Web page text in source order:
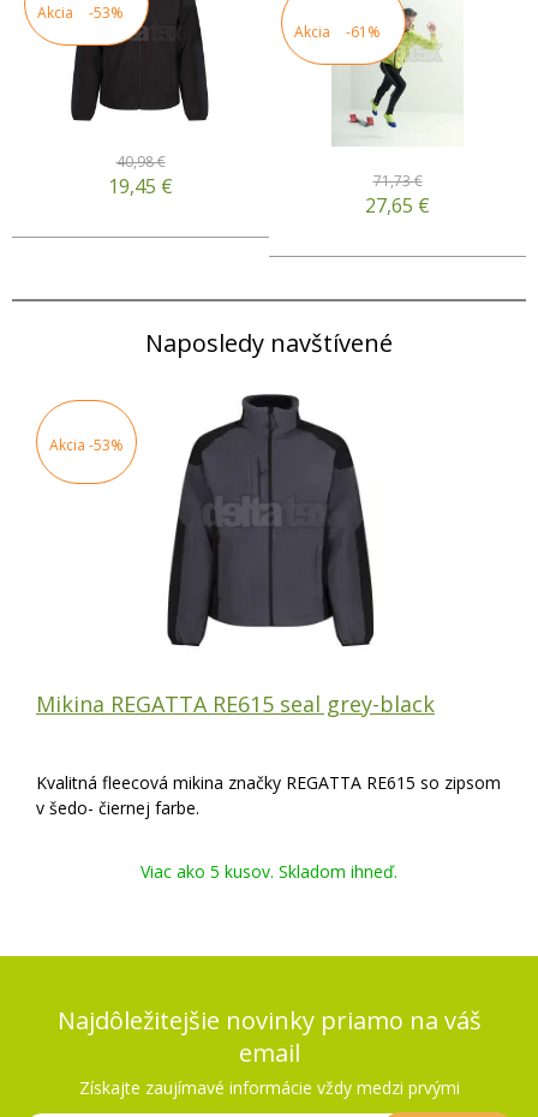
Akcia -53%
40,98 €
19,45 €
Akcia -61%
71,73 €
27,65 €
Naposledy navštívené
Akcia -53%
Mikina REGATTA RE615 seal grey-black
Kvalitná fleecová mikina značky REGATTA RE615 so zipsom
v šedo- čiernej farbe.
Viac ako 5 kusov. Skladom ihneď.
Najdôležitejšie novinky priamo na váš
email
Získajte zaujímavé informácie vždy medzi prvými